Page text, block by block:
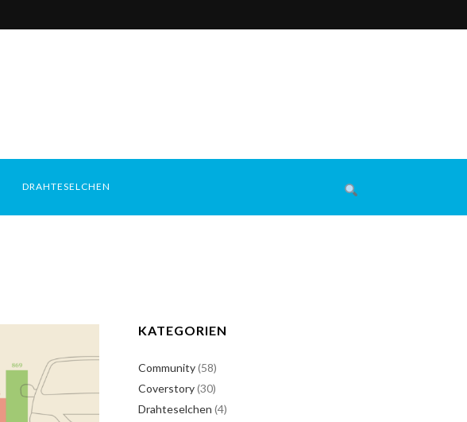
DRAHTESELCHEN
KATEGORIEN
Community(58)
Coverstory(30)
Drahteselchen (4)